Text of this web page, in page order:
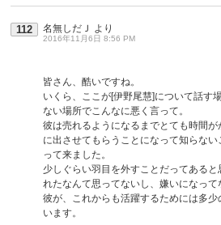
112 名無しだＪ より
2016年11月6日 8:56 PM
皆さん、酷いですね。
いくら、ここが[伊野尾慧]について話す
ない場所でこんなに悪く言って。
彼は売れるようになるまでとても時間
に出させてもらうことになって知らな
って来ました。
少しぐらい羽目を外すことだってある
れたなんて思ってないし、嫌いになって
彼が、これからも活躍するためには多
います。